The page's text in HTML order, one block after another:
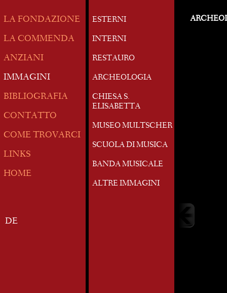
LA FONDAZIONE
LA COMMENDA
ANZIANI
IMMAGINI
BIBLIOGRAFIA
CONTATTO
COME TROVARCI
LINKS
HOME
DE
ESTERNI
INTERNI
RESTAURO
ARCHEOLOGIA
CHIESA S.
ELISABETTA
MUSEO MULTSCHER
SCUOLA DI MUSICA
BANDA MUSICALE
ALTRE IMMAGINI